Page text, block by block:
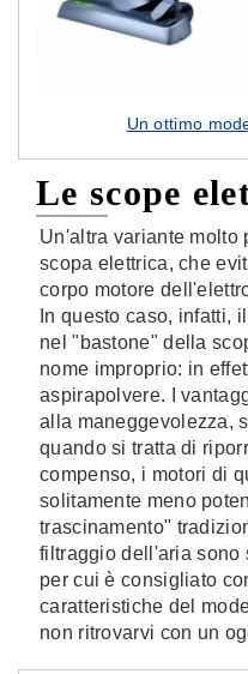
Un ottimo
Le scope
Un'altra variante molto
scopa elettrica, che
corpo motore
In questo caso, infatti,
nel "bastone" della
nome improprio: in
aspirapolvere. I
alla maneggevolezza,
quando si tratta di
compenso, i motori di
solitamente meno
trascinamento"
filtraggio dell'aria sono
per cui è consigliato
caratteristiche del
non ritrovarvi con un